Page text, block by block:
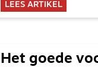
LEES ARTIKEL
Het goede